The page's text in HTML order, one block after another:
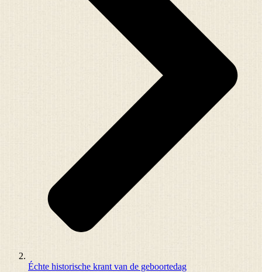
Échte historische krant van de geboortedag